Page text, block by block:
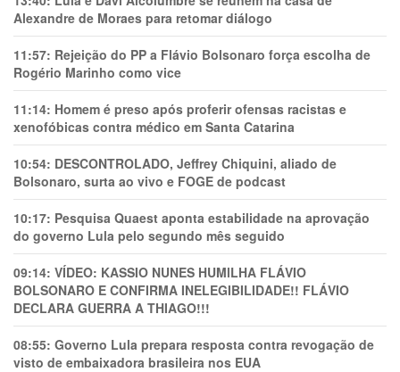
Alexandre de Moraes para retomar diálogo
11:57: Rejeição do PP a Flávio Bolsonaro força escolha de
Rogério Marinho como vice
11:14: Homem é preso após proferir ofensas racistas e
xenofóbicas contra médico em Santa Catarina
10:54: DESCONTROLADO, Jeffrey Chiquini, aliado de
Bolsonaro, surta ao vivo e FOGE de podcast
10:17: Pesquisa Quaest aponta estabilidade na aprovação
do governo Lula pelo segundo mês seguido
09:14: VÍDEO: KASSIO NUNES HUMlLHA FLÁVIO
BOLSONARO E CONFIRMA INELEGIBILIDADE!! FLÁVIO
DECLARA GUERRA A THIAGO!!!
08:55: Governo Lula prepara resposta contra revogação de
visto de embaixadora brasileira nos EUA